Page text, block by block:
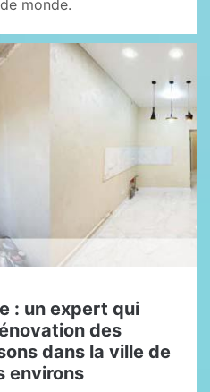
monde.
: un expert qui
des
dans la ville de
environs